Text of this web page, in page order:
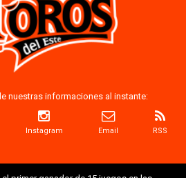
nuestras informaciones al instante:
Instagram Email RSS